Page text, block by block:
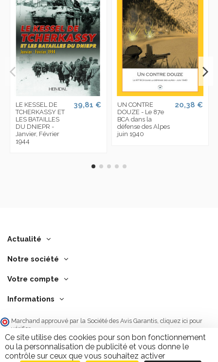
LE KESSEL DE
TCHERKASSY ET
LES BATAILLES
DU DNIEPR -
Janvier, Février
1944
39,81 €
UN CONTRE
DOUZE - Le 87e
BCA dans la
défense des Alpes
juin 1940
20,38 €
Actualité
Notre société
Votre compte
Informations
Marchand approuvé par la Société des Avis Garantis, cliquez ici pour
vérifier.
Ce site utilise des cookies pour son bon fonctionnement
ou la personnalisation de publicité et vous donne le
contrôle sur ceux que vous souhaitez activer